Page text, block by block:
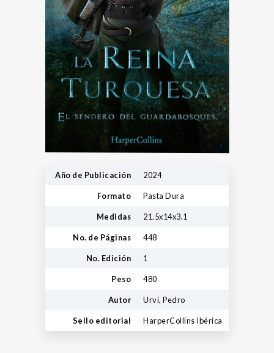
Año de Publicación 2024
Formato Pasta Dura
Medidas 21.5x14x3.1
No. de Páginas 448
No. Edición 1
Peso 480
Autor Urvi, Pedro
Sello editorial HarperCollins Ibérica